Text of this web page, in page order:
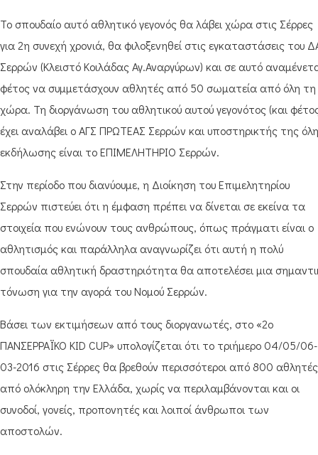
Το σπουδαίο αυτό αθλητικό γεγονός θα λάβει χώρα στις Σέρρες
για 2η συνεχή χρονιά, θα φιλοξενηθεί στις εγκαταστάσεις του
Σερρών (Κλειστό Κοιλάδας Αγ.Αναργύρων) και σε αυτό
φέτος να συμμετάσχουν αθλητές από 50 σωματεία από όλη τη
χώρα. Τη διοργάνωση του αθλητικού αυτού γεγονότος (και
έχει αναλάβει ο ΑΓΣ ΠΡΩΤΕΑΣ Σερρών και υποστηρικτής της
εκδήλωσης είναι το ΕΠΙΜΕΛΗΤΗΡΙΟ Σερρών.
Στην περίοδο που διανύουμε, η Διοίκηση του Επιμελητηρίου
Σερρών πιστεύει ότι η έμφαση πρέπει να δίνεται σε εκείνα τα
στοιχεία που ενώνουν τους ανθρώπους, όπως πράγματι είναι ο
αθλητισμός και παράλληλα αναγνωρίζει ότι αυτή η πολύ
σπουδαία αθλητική δραστηριότητα θα αποτελέσει μια
τόνωση για την αγορά του Νομού Σερρών.
Βάσει των εκτιμήσεων από τους διοργανωτές, στο «2ο
ΠΑΝΣΕΡΡΑΪΚΟ KID CUP» υπολογίζεται ότι το τριήμερο 04/05/06-
03-2016 στις Σέρρες θα βρεθούν περισσότεροι από 800 αθλητές
από ολόκληρη την Ελλάδα, χωρίς να περιλαμβάνονται και οι
συνοδοί, γονείς, προπονητές και λοιποί άνθρωποι των
αποστολών.